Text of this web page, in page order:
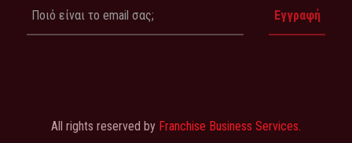
All rights reserved by Franchise Business Services.